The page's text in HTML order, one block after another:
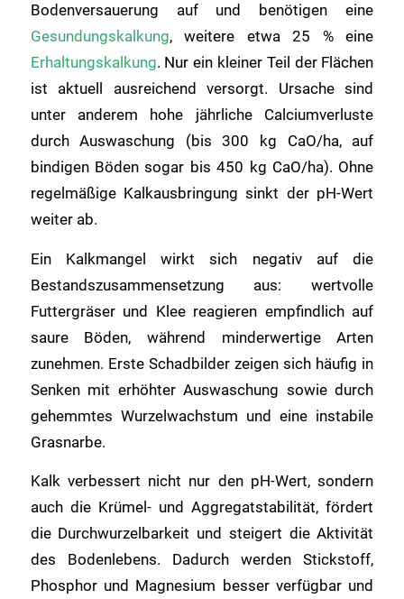
Bodenversauerung auf und benötigen eine
Gesundungskalkung, weitere etwa 25 % eine
Erhaltungskalkung. Nur ein kleiner Teil der Flächen
ist aktuell ausreichend versorgt. Ursache sind
unter anderem hohe jährliche Calciumverluste
durch Auswaschung (bis 300 kg CaO/ha, auf
bindigen Böden sogar bis 450 kg CaO/ha). Ohne
regelmäßige Kalkausbringung sinkt der pH-Wert
weiter ab.
Ein Kalkmangel wirkt sich negativ auf die
Bestandszusammensetzung aus: wertvolle
Futtergräser und Klee reagieren empfindlich auf
saure Böden, während minderwertige Arten
zunehmen. Erste Schadbilder zeigen sich häufig in
Senken mit erhöhter Auswaschung sowie durch
gehemmtes Wurzelwachstum und eine instabile
Grasnarbe.
Kalk verbessert nicht nur den pH-Wert, sondern
auch die Krümel- und Aggregatstabilität, fördert
die Durchwurzelbarkeit und steigert die Aktivität
des Bodenlebens. Dadurch werden Stickstoff,
Phosphor und Magnesium besser verfügbar und